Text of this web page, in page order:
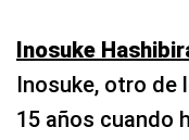
Inosuke
Inosuke, otro de
15 años cuando